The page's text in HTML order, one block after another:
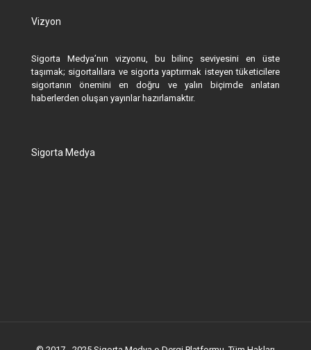
Vizyon
Sigorta Medya’nın vizyonu, bu bilinç seviyesini en üste
taşımak; sigortalılara ve sigorta yaptırmak isteyen tüketicilere
sigortanın önemini en doğru ve yalın biçimde anlatan
haberlerden oluşan yayınlar hazırlamaktır.
Sigorta Medya